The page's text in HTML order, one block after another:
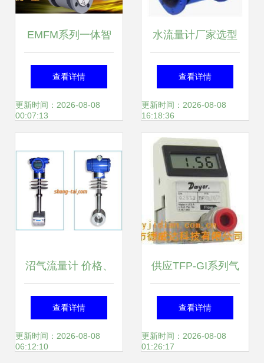
EMFM系列一体智
能电磁流量计产品
简介
查看详情
更新时间：2026-08-08
00:07:13
水流量计厂家选型
指南 如何选购达标
流量计
查看详情
更新时间：2026-08-08
16:18:36
沼气流量计 价格、
厂家与照片的选择
指南*
查看详情
更新时间：2026-08-08
06:12:10
供应TFP-GI系列气
体涡轮式流量计 深
圳市德威达科技专
查看详情
更新时间：2026-08-08
01:26:17